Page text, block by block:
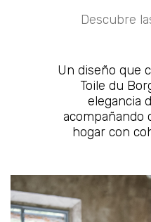
Descubre
Un diseño que
Toile du
elegancia
acompañando
hogar con